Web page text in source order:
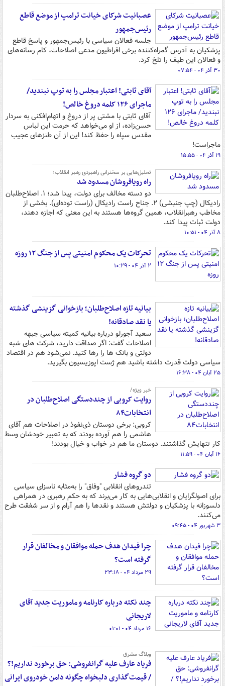
عصبانیت شرکای خیانت ترامپ از موضع قاطع
رئیس‌جمهور
جلسه فعالان سیاسی با رئیس‌جمهور و پاسخ قاطع
پزشکیان به آدرس گمراه‌کننده برخی افراطیون مدعی اصلاحات، کام رسانه‌های
و فعالان این طیف را تلخ کرد.
۳۰ آذر ۰۴ - ۰۷:۵۴
آقای ثابتی! اعتبار مجلس را به توپ نبندید/
ماجرای ۱۲۶ کلمه دروغ خالص!
آقای ثابتی با مشتی پر از دروغ و اتهام‌افکنی به سردار
حسن‌زاده، از او می‌خواهد که حرمت این لباس
مقدس سپاه را حفظ کند! این از آن طنزهای عجیب
ماجراست!
۱۹ آذر ۰۴ - ۱۵:۵۵
تحلیل‌هایی بر سخنرانی راهبردی رهبر انقلاب؛
راه رویافروشان مسدود شد
دو دسته مخالف برای دولت، پیدا شد؛ ۱. اصلاح‌طلبان
رادیکال (چپ جنبشی) ۲. جناح راست رادیکال (راست توده‌ای). بخشی از
مخاطب رهبرانقلاب، همین گروه‌ها هستند به این معنی که اجازه دهند،
دولت ثبات پیدا کند.
۸ آذر ۰۴ - ۱۰:۵۱
تحرکات یک محکوم امنیتی پس از جنگ ۱۲ روزه
۲ آذر ۰۴ - ۱۰:۲۹
بیانیه تازه اصلاح‌طلبان؛ بازخوانی گزینشی گذشته
یا نقد صادقانه!
سعید آجورلو درباره بیانیه کمیته سیاسی جبهه
اصلاحات گفت: اگر صداقت دارید، شرکت های شبه
دولتی و بانک ها را رها کنید. نمی‌شود هم در اقتصاد
سیاسی دولت قدرت داشته باشید هم ژست اپوزیسیون بگیرید.
۲۵ آبان ۰۴ - ۱۶:۳۸
خبر ویژه/
روایت کروبی از چنددستگی اصلاح‌طلبان در
انتخابات۸۴
کروبی: برخی دوستان ذی‌نفوذ در اصلاحات هم آقای
هاشمی را هم آورده بودند که به تعبیر خودشان وسط
کار تنهایش گذاشتند. دوستان ما هم در خواب و خیال بودند!
۱۶ آبان ۰۴ - ۱۱:۵۹
دو گروه فشار
تندروهای انقلابی "وفاق" را به‌مثابه ناسزای سیاسی
برای اصولگرایان و انقلابی‌هایی به کار می‌برند که به حکم رهبری در همراهی
دلسوزانه با پزشکیان و دولتش هستند و نقدها را هم آرام و از سر شفقت طرح
می‌کنند.
۳ شهریور ۰۴ - ۰۹:۴۵
چرا فیدان هدف حمله موافقان و مخالفان قرار
گرفته است؟
۲۹ مرداد ۰۴ - ۲۳:۱۸
چند نکته درباره کارنامه و ماموریت جدید آقای
لاریجانی
۱۶ مرداد ۰۴ - ۰۱:۰۱
وبلاگ مشرق
فریاد عارف علیه گرانفروشی: حق برخورد نداریم!؟
/ قیمت‌گذاری دلبخواه چگونه دامن خودروی ایرانی